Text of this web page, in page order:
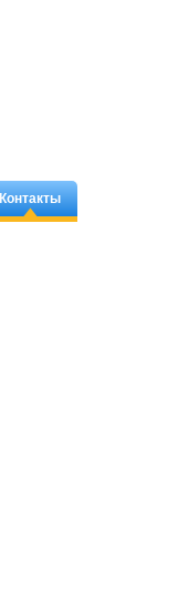
Контакты